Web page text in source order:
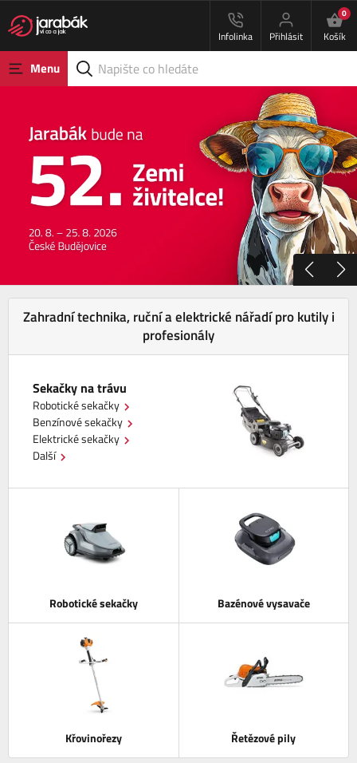
Infolinka Přihlásit
0
Košík
Menu
Zahradní technika, ruční a elektrické nářadí pro kutily i
profesionály
Sekačky na trávu
Robotické sekačky
Benzínové sekačky
Elektrické sekačky
Další
Robotické sekačky Bazénové vysavače
Křovinořezy Řetězové pily